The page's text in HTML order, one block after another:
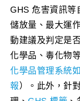
GHS 危害資訊等
儲放量、最大運
動建議及判定是
化學品、毒化物
化學品管理系統
報 ）。此外，針